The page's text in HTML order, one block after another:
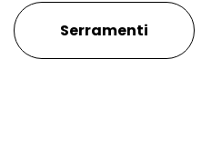
Serramenti